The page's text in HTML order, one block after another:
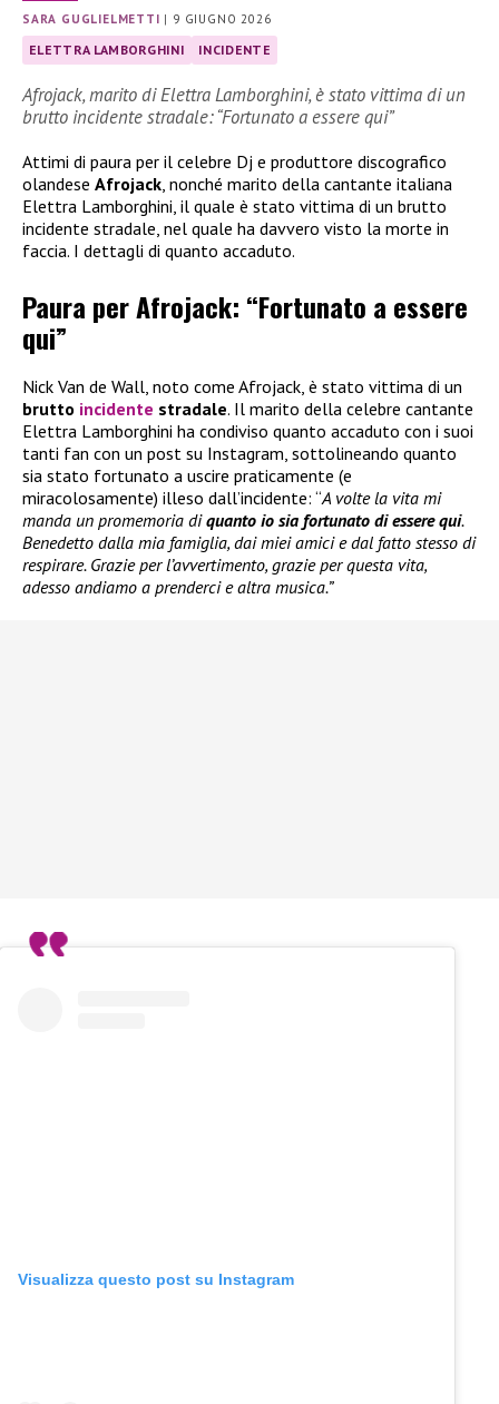
SARA GUGLIELMETTI | 9 GIUGNO 2026
ELETTRA LAMBORGHINI INCIDENTE
Afrojack, marito di Elettra Lamborghini, è stato vittima di un
brutto incidente stradale: “Fortunato a essere qui”
Attimi di paura per il celebre Dj e produttore discografico
olandese Afrojack , nonché marito della cantante italiana
Elettra Lamborghini, il quale è stato vittima di un brutto
incidente stradale, nel quale ha davvero visto la morte in
faccia. I dettagli di quanto accaduto.
Paura per Afrojack: “Fortunato a essere
qui”
Nick Van de Wall, noto come Afrojack, è stato vittima di un
brutto incidente stradale. Il marito della celebre cantante
Elettra Lamborghini ha condiviso quanto accaduto con i suoi
tanti fan con un post su Instagram, sottolineando quanto
sia stato fortunato a uscire praticamente (e
miracolosamente) illeso dall’incidente: “A volte la vita mi
manda un promemoria diquanto io sia fortunato di essere qui.
Benedetto dalla mia famiglia, dai miei amici e dal fatto stesso di
respirare. Grazie per l’avvertimento, grazie per questa vita,
adesso andiamo a prenderci e altra musica.”
Visualizza questo post su Instagram